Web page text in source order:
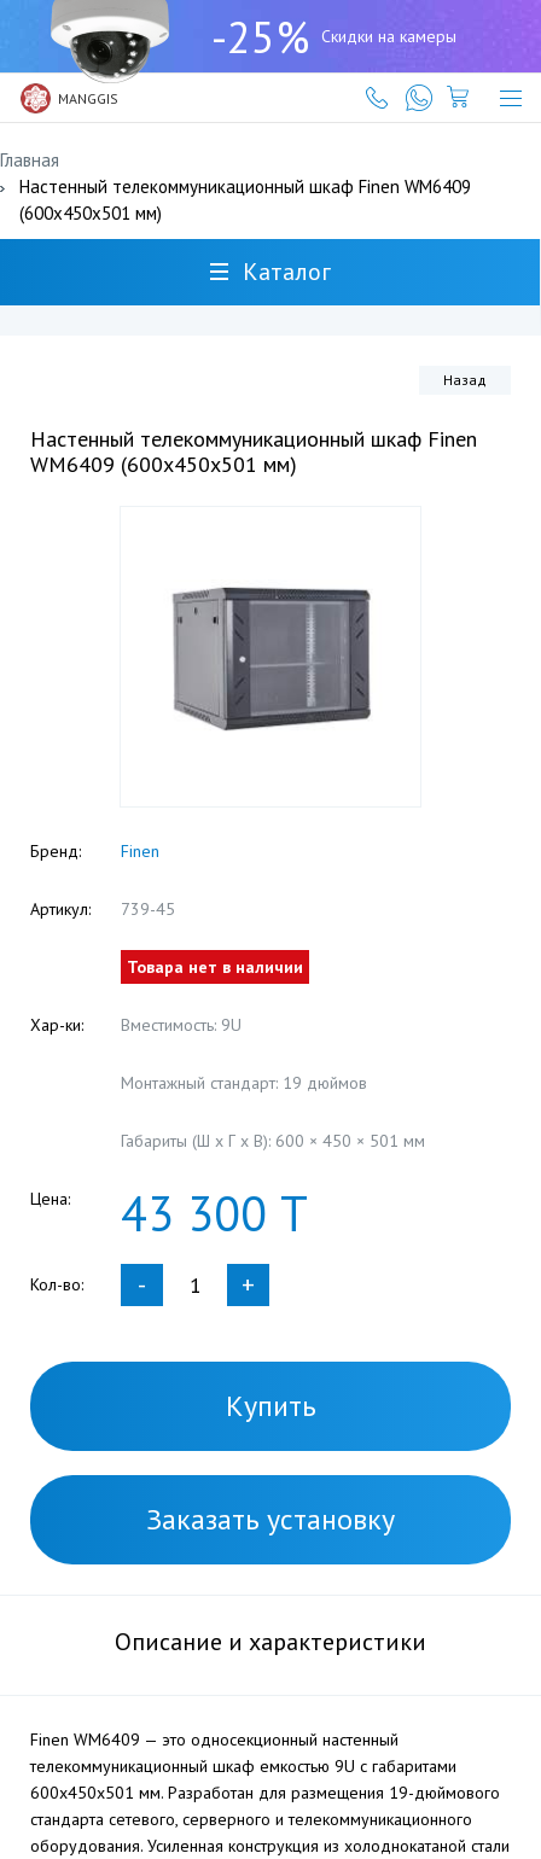
-25% Скидки на камеры
MANGGIS
(727)
317-
61-
61
Главная
Настенный телекоммуникационный шкаф Finen WM6409
(600x450x501 мм)
Каталог
Назад
Настенный телекоммуникационный шкаф Finen
WM6409 (600x450x501 мм)
Бренд: Finen
Артикул: 739-45
Товара нет в наличии
Хар-ки: Вместимость: 9U
Монтажный стандарт: 19 дюймов
Габариты (Ш x Г x В): 600 × 450 × 501 мм
Цена: 43 300 Т
Кол-во: - +
Купить
Заказать установку
Описание и характеристики
Finen WM6409 — это односекционный настенный
телекоммуникационный шкаф емкостью 9U с габаритами
600x450x501 мм. Разработан для размещения 19-дюймового
стандарта сетевого, серверного и телекоммуникационного
оборудования. Усиленная конструкция из холоднокатаной стали